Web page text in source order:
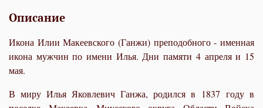
Описание
Икона Илии Макеевского (Ганжи) преподобного - именная
икона мужчин по имени Илья. Дни памяти 4 апреля и 15
мая.
В миру Илья Яковлевич Ганжа, родился в 1837 году в